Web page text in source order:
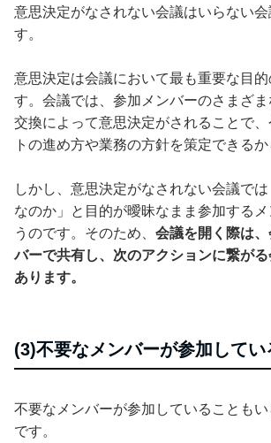
意思決定がなされない会議はいらない
す。
意思決定は会議において最も重要な目的
す。会議では、参加メンバーのさまざ
交換によって意思決定がされることで
トの進め方や業務の方針を策定できるか
しかし、意思決定がなされない会議で
なのか」と目的が曖昧なまま参加する
うのです。そのため、 会議を開く際は
バーで共有し、次のアクションに繋が
あります。
(3)不要なメンバーが参加してい
不要なメンバーが参加していることも
です。